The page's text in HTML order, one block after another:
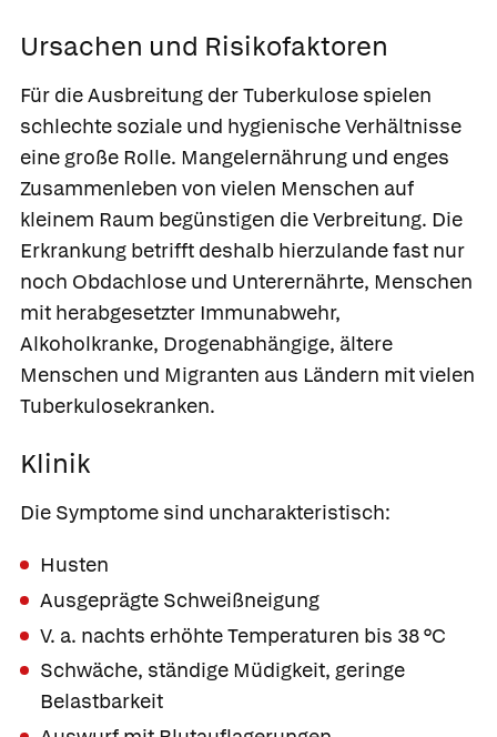
Ursachen und Risikofaktoren
Für die Ausbreitung der Tuberkulose spielen
schlechte soziale und hygienische Verhältnisse
eine große Rolle. Mangelernährung und enges
Zusammenleben von vielen Menschen auf
kleinem Raum begünstigen die Verbreitung. Die
Erkrankung betrifft deshalb hierzulande fast nur
noch Obdachlose und Unterernährte, Menschen
mit herabgesetzter Immunabwehr,
Alkoholkranke, Drogenabhängige, ältere
Menschen und Migranten aus Ländern mit vielen
Tuberkulosekranken.
Klinik
Die Symptome sind uncharakteristisch:
Husten
Ausgeprägte Schweißneigung
V. a. nachts erhöhte Temperaturen bis 38 °C
Schwäche, ständige Müdigkeit, geringe
Belastbarkeit